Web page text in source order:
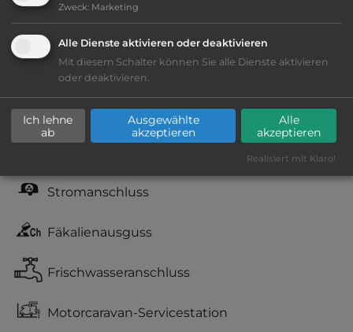
Ausstattung
Lage: schön
Geräuschkulisse: überwiegend ruhig
Stromanschluss
Fäkalienausguss
Frischwasseranschluss
Motorcaravan-Servicestation
Zweck: Marketing
Alle Dienste aktivieren oder deaktivieren
Mit diesem Schalter können Sie alle Dienste aktivieren
oder deaktivieren.
Ich lehne
ab
Ausgewählte
akzeptieren
Alle
akzeptieren
Realisiert mit Klaro!